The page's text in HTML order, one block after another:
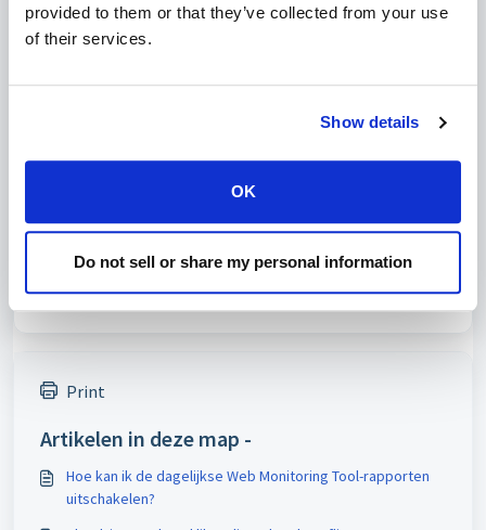
provided to them or that they’ve collected from your use
of their services.
Show details
OK
Do not sell or share my personal information
Dit zal de CloudLinux repo gebruiken en libsodium
is, kun je doorgaan met het oorspronkelijke commando dat je
Was dit artikel nuttig?
Nee Ja
Print
Artikelen in deze map -
Hoe kan ik de dagelijkse Web Monitoring Tool-rapporten
uitschakelen?